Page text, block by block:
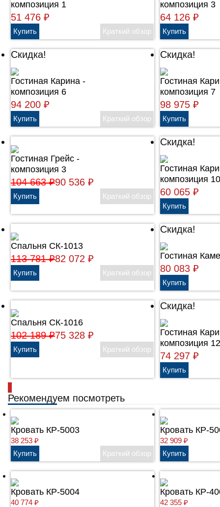
композиция 1
51 476₽
композиция 3
64 126₽
Скидка!
Гостиная Карина -
композиция 6
94 200₽
Скидка!
Гостиная
композиция 7
98 975₽
Гостиная Грейс -
композиция 3
104 663₽90 536₽
Скидка!
Гостиная
композиция
60 065₽
Спальня СК-1013
113 781₽82 072₽
Скидка!
Гостиная
80 083₽
Спальня СК-1016
102 189₽75 328₽
Скидка!
Гостиная
композиция
74 297₽
Рекомендуем посмотреть
Кровать КР-5003
38 253₽
Кровать КР-
32 909₽
Кровать КР-5004
40 774₽
Кровать КР-
42 355₽